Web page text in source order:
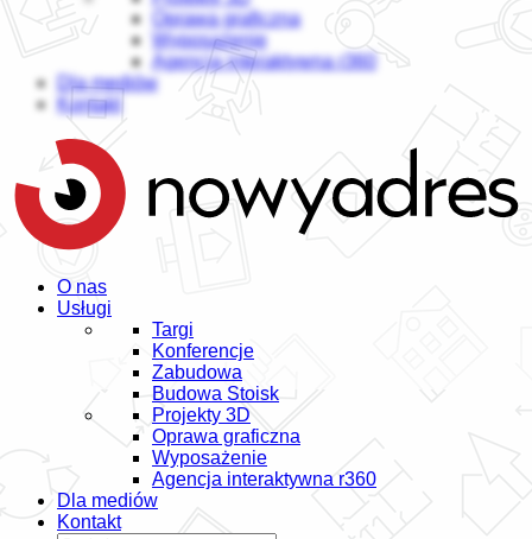
Oprawa graficzna
Wyposażenie
Agencja interaktywna r360
Dla mediów
Kontakt
O nas
Usługi
Targi
Konferencje
Zabudowa
Budowa Stoisk
Projekty 3D
Oprawa graficzna
Wyposażenie
Agencja interaktywna r360
Dla mediów
Kontakt